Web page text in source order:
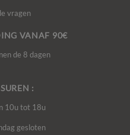
vragen
VANAF 90€
de 8 dagen
:
10u tot 18u
gesloten